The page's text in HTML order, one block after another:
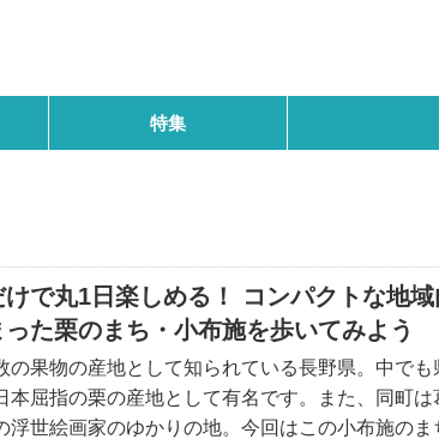
特集
けで丸1日楽しめる！ コンパクトな地
った栗のまち・小布施を歩いてみよう
の果物の産地として知られている長野県。中で
本屈指の栗の産地として有名です。また、同町は
浮世絵画家のゆかりの地。今回はこの小布施のま